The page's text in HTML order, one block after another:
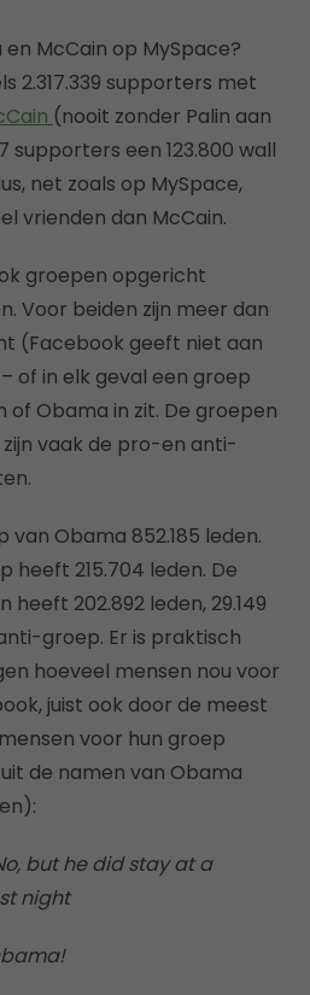
McCain op MySpace?
2.317.339 supporters met
(nooit zonder Palin aan
supporters een 123.800 wall
net zoals op MySpace,
vrienden dan McCain.
groepen opgericht
Voor beiden zijn meer dan
(Facebook geeft niet aan
of in elk geval een groep
of Obama in zit. De groepen
vaak de pro-en anti-
Obama 852.185 leden.
215.704 leden. De
202.892 leden, 29.149
groep. Er is praktisch
hoeveel mensen nou voor
juist ook door de meest
voor hun groep
de namen van Obama
but he did stay at a
night